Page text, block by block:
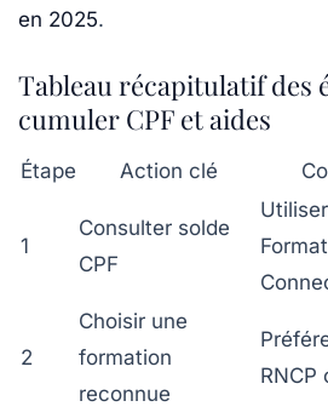
en 2025.
Tableau récapitulatif des
cumuler CPF et aides
Étape Action clé
1
Consulter solde
CPF
2
Choisir une
formation
reconnue
RNCP